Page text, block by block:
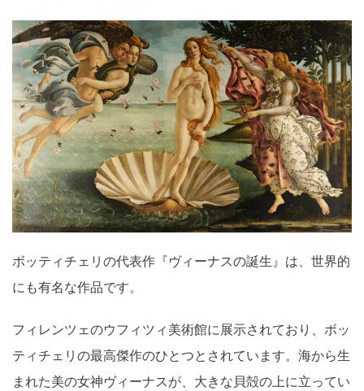
ボッティチェリの代表作『ヴィーナスの誕生』は、世界的
にも有名な作品です。
フィレンツェのウフィツィ美術館に展示されており、ボッ
ティチェリの最高傑作のひとつとされています。海から生
まれた美の女神ヴィーナスが、大きな貝殻の上に立ってい